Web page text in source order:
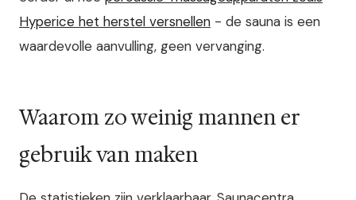
Hyperice het herstel versnellen - de sauna is een
waardevolle aanvulling, geen vervanging.
Waarom zo weinig mannen er
gebruik van maken